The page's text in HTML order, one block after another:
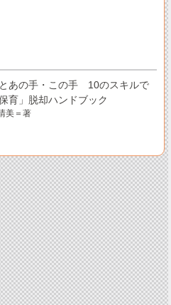
あの手・この手 10のスキルで
育」脱却ハンドブック
美＝著